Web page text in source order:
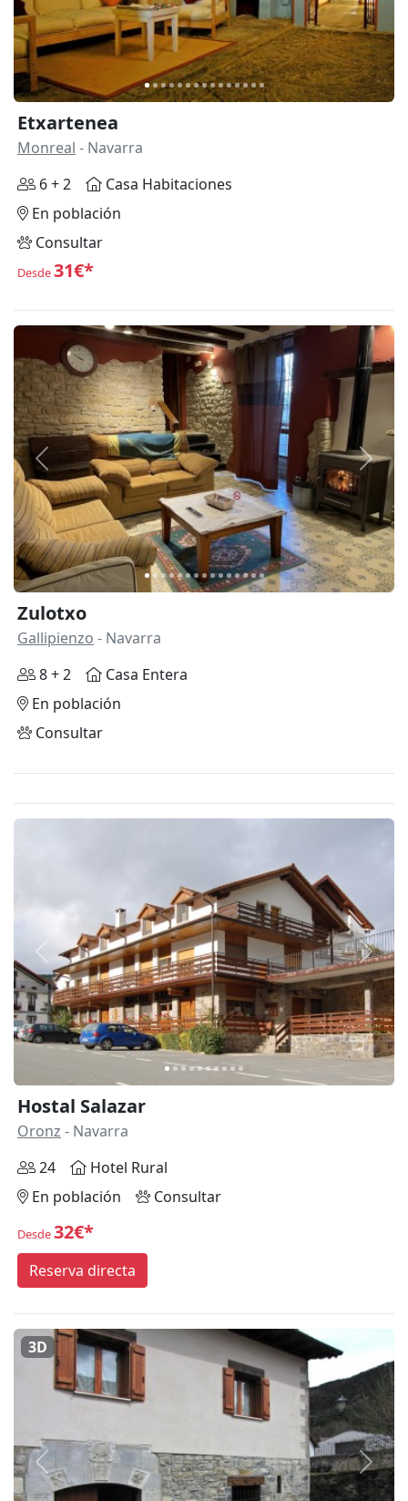
Etxartenea
Monreal - Navarra
6 + 2
Casa Habitaciones
En población
Consultar
Desde31€*
Anterior
Zulotxo
Gallipienzo - Navarra
8 + 2
Casa Entera
En población
Consultar
Anterior
Hostal Salazar
Oronz - Navarra
24
Hotel Rural
En población
Consultar
Desde32€*
Reserva directa
Anterior
3D